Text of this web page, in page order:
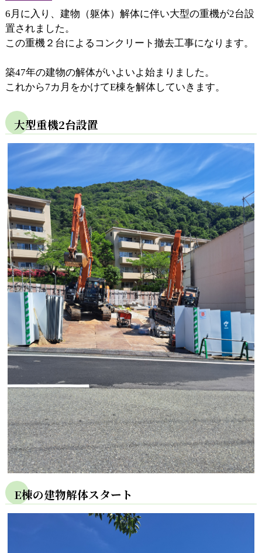
6月に入り、建物（躯体）解体に伴い大型の重機が2台設
置されました。
この重機２台によるコンクリート撤去工事になります。
築47年の建物の解体がいよいよ始まりました。
これから7カ月をかけてE棟を解体していきます。
大型重機2台設置
E棟の建物解体スタート